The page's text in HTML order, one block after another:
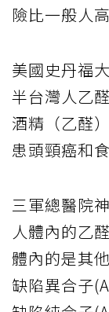
險比一般人
美國史丹福
半台灣人乙
酒精（乙醛
患頭頸癌和
三軍總醫院
人體內的乙
體內的是其
缺陷異合子